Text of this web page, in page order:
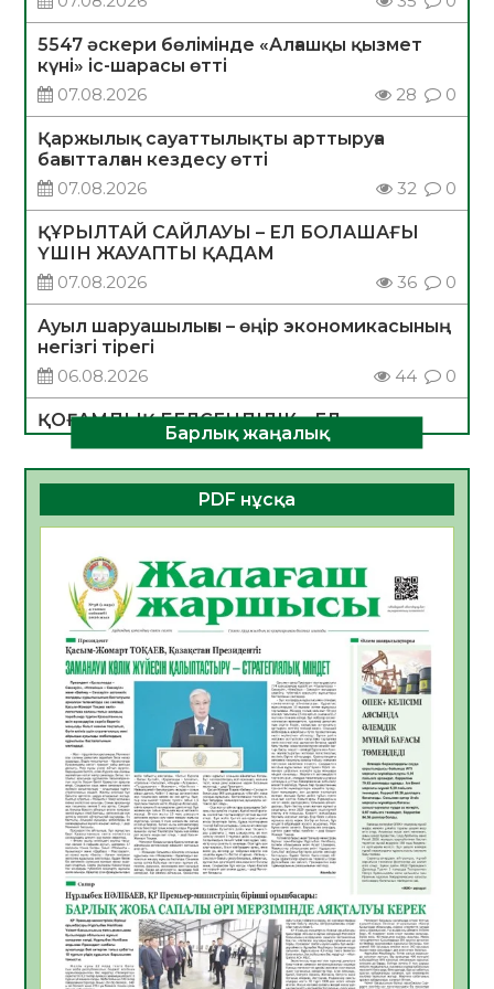
5547 әскери бөлімінде «Алғашқы қызмет
күні» іс-шарасы өтті
07.08.2026
28 0
Қаржылық сауаттылықты арттыруға
бағытталған кездесу өтті
07.08.2026
32 0
ҚҰРЫЛТАЙ САЙЛАУЫ – ЕЛ БОЛАШАҒЫ
ҮШІН ЖАУАПТЫ ҚАДАМ
07.08.2026
36 0
Ауыл шаруашылығы – өңір экономикасының
негізгі тірегі
06.08.2026
44 0
ҚОҒАМДЫҚ БЕЛСЕНДІЛІК – ЕЛ
ДАМУЫНЫҢ НЕГІЗІ
06.08.2026
41 0
ҚҰРЫЛТАЙ САЙЛАУЫ – БОЛАШАҚҚА
06.08.2026
Инфекциялық ауруларға қарсы иммундау
жұмыстарының тиімділігі
06.08.2026
46
Көкжөтел ауруы туралы
06.08.2026
42
АПВ вакцинасы туралы мәлімет
06.08.2026
41
Open Air: Қызылорда облысы полиция
департаменті 20 мыңнан астам
көрерменнің қауіпсіздігін қамтамасыз етті
06.08.2026
55
ҚЫЗЫЛОРДАДА «САНАЛЫ ҰРПАҚ –
ЖАРҚЫН БОЛАШАҚ» АТТЫ КЕҢЕЙТІЛГЕН
Барлық жаңалық
PDF нұсқа